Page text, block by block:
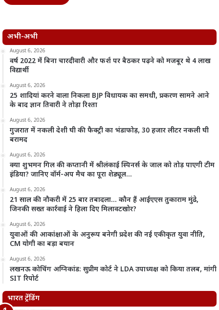
अभी-अभी
August 6, 2026
वर्ष 2022 में बिना चारदीवारी और फर्श पर बैठकर पढ़ने को मजबूर थे 4 लाख
विद्यार्थी
August 6, 2026
25 शादियां करने वाला निकला BJP विधायक का समधी, प्रकरण सामने आने
के बाद ज्ञान तिवारी ने तोड़ा रिश्ता
August 6, 2026
गुजरात में नकली देशी घी की फैक्ट्री का भंडाफोड़, 30 हजार लीटर नकली घी
बरामद
August 6, 2026
क्या शुभमन गिल की कप्तानी में श्रीलंकाई स्पिनर्स के जाल को तोड़ पाएगी टीम
इंडिया? जानिए वॉर्म-अप मैच का पूरा शेड्यूल…
August 6, 2026
21 साल की नौकरी में 25 बार तबादला… कौन हैं आईएएस तुकाराम मुंढे,
जिनकी सख्त कार्रवाई ने हिला दिए मिलावटखोर?
August 6, 2026
युवाओं की आकांक्षाओं के अनुरूप बनेगी प्रदेश की नई एकीकृत युवा नीति,
CM योगी का बड़ा बयान
August 6, 2026
लखनऊ कोचिंग अग्निकांड: सुप्रीम कोर्ट ने LDA उपाध्यक्ष को किया तलब, मांगी
SIT रिपोर्ट
भारत ट्रेंडिंग